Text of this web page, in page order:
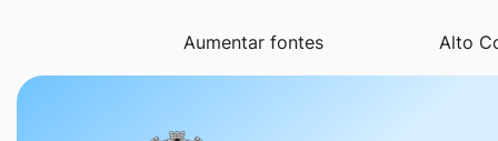
conteúdo
Aumentar fontes Alto
Seção